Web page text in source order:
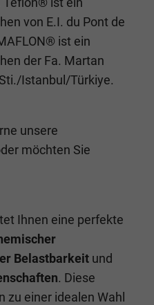
von E.I. du Pont de
ist ein
der Fa. Martan
Istanbul/Türkiye.
unsere
möchten Sie
Ihnen eine perfekte
Belastbarkeit und
. Diese
zu einer idealen Wahl